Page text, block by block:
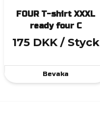
FOUR T-shirt XXXL
ready four C
175 DKK / Styck
Bevaka